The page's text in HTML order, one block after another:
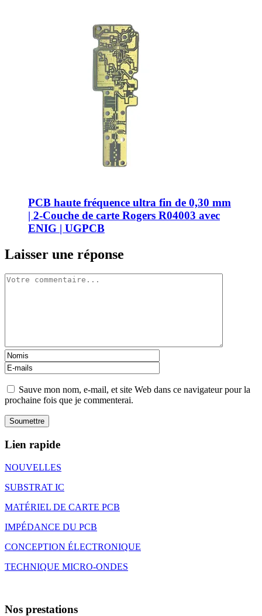
PCB haute fréquence ultra fin de 0,30 mm
| 2-Couche de carte Rogers R04003 avec
ENIG | UGPCB
Laisser une réponse
Sauve mon nom, e-mail, et site Web dans ce navigateur pour la
prochaine fois que je commenterai.
Lien rapide
NOUVELLES
SUBSTRAT IC
MATÉRIEL DE CARTE PCB
IMPÉDANCE DU PCB
CONCEPTION ÉLECTRONIQUE
TECHNIQUE MICRO-ONDES
Nos prestations